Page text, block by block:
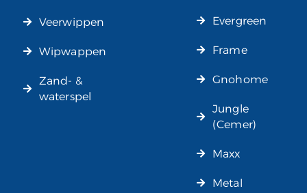
Veerwippen
Wipwappen
Zand- &
waterspel
Evergreen
Frame
Gnohome
Jungle
(Cemer)
Maxx
Metal